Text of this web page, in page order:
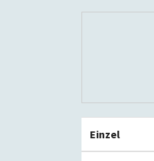
Einzel